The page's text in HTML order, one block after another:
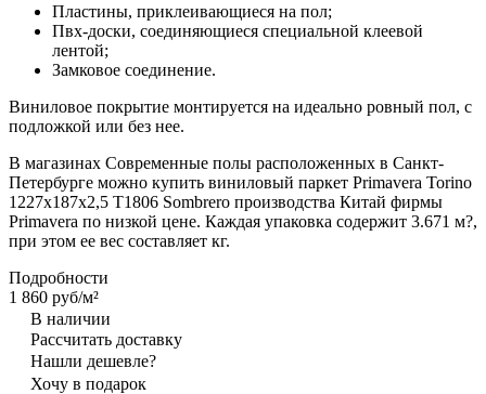
Пластины, приклеивающиеся на пол;
Пвх-доски, соединяющиеся специальной клеевой
лентой;
Замковое соединение.
Виниловое покрытие монтируется на идеально ровный пол, с
подложкой или без нее.
В магазинах Современные полы расположенных в Санкт-
Петербурге можно купить виниловый паркет Primavera Torino
1227х187х2,5 T1806 Sombrero производства Китай фирмы
Primavera по низкой цене. Каждая упаковка содержит 3.671 м?,
при этом ее вес составляет кг.
Подробности
1 860 руб/м²
В наличии
Рассчитать доставку
Нашли дешевле?
Хочу в подарок